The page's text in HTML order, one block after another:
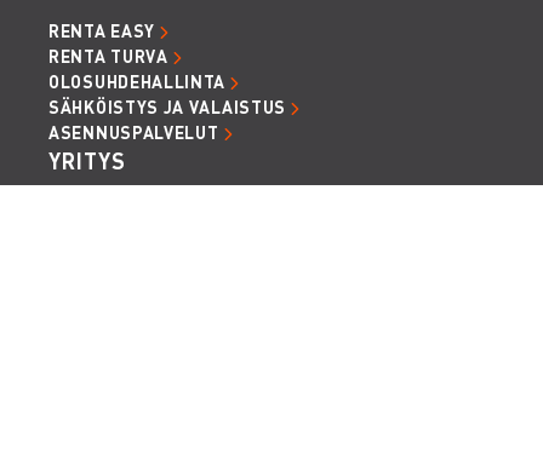
RENTA EASY
RENTA TURVA
OLOSUHDEHALLINTA
SÄHKÖISTYS JA VALAISTUS
ASENNUSPALVELUT
YRITYS